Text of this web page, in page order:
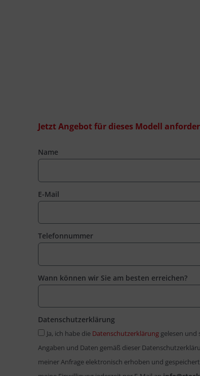
Jetzt Angebot für dieses Modell
Name
E-Mail
Telefonnummer
Wann können wir Sie am besten erreichen?
Datenschutzerklärung
Ja, ich habe die Datenschutzerklärung gelesen und
Angaben und Daten gemäß dieser
meiner Anfrage elektronisch erhoben und